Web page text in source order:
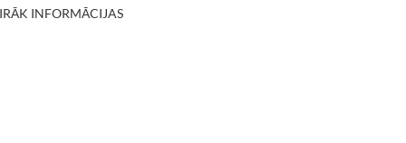
INFORMĀCIJAS